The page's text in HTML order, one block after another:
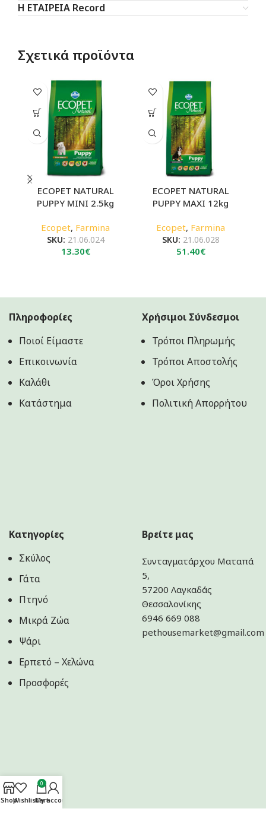
Η ΕΤΑΙΡΕΙΑ Record
Σχετικά προϊόντα
ECOPET NATURAL
PUPPY MINI 2.5kg
Ecopet, Farmina
SKU: 21.06.024
13.30€
ECOPET NATURAL
PUPPY MAXI 12kg
Ecopet, Farmina
SKU: 21.06.028
51.40€
Πληροφορίες
Ποιοί Είμαστε
Επικοινωνία
Καλάθι
Κατάστημα
Χρήσιμοι Σύνδεσμοι
Τρόποι Πληρωμής
Τρόποι Αποστολής
Όροι Χρήσης
Πολιτική Aπορρήτου
Κατηγορίες
Σκύλος
Γάτα
Πτηνό
Μικρά Ζώα
Ψάρι
Ερπετό – Χελώνα
Προσφορές
Βρείτε μας
Συνταγματάρχου Ματαπά
5,
57200 Λαγκαδάς
Θεσσαλονίκης
6946 669 088
pethousemarket@gmail.com
ShopWishlist
0
Cart
My account